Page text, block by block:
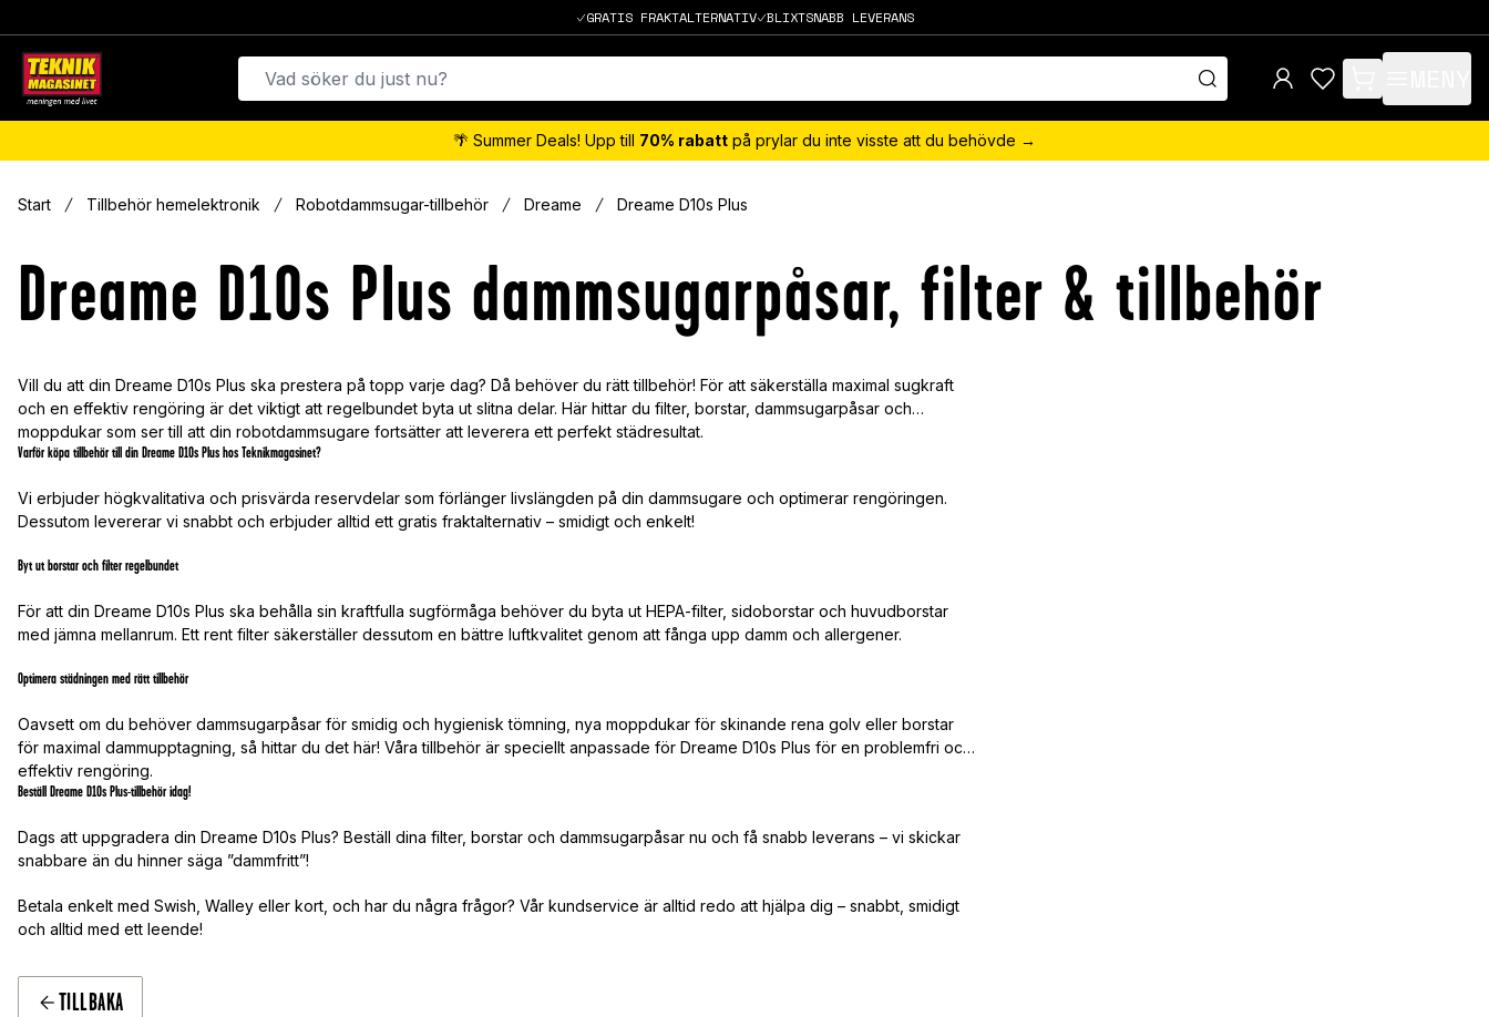
GRATIS FRAKTALTERNATIV BLIXTSNABB LEVERANS
items in cart, view
🌴 Summer Deals! Upp till 70% rabatt på prylar du inte visste att du behövde →
Start Tillbehör hemelektronik Robotdammsugar-tillbehör Dreame Dreame D10s Plus
Dreame D10s Plus dammsugarpåsar, filter & tillbehör
Vill du att din Dreame D10s Plus ska prestera på topp varje dag? Då behöver du rätt tillbehör! För att säkerställa maximal sugkraft
och en effektiv rengöring är det viktigt att regelbundet byta ut slitna delar. Här hittar du filter, borstar, dammsugarpåsar och
moppdukar som ser till att din robotdammsugare fortsätter att leverera ett perfekt städresultat.
Varför köpa tillbehör till din Dreame D10s Plus hos Teknikmagasinet?
Vi erbjuder högkvalitativa och prisvärda reservdelar som förlänger livslängden på din dammsugare och optimerar rengöringen.
Dessutom levererar vi snabbt och erbjuder alltid ett gratis fraktalternativ – smidigt och enkelt!
Byt ut borstar och filter regelbundet
För att din Dreame D10s Plus ska behålla sin kraftfulla sugförmåga behöver du byta ut HEPA-filter, sidoborstar och huvudborstar
med jämna mellanrum. Ett rent filter säkerställer dessutom en bättre luftkvalitet genom att fånga upp damm och allergener.
Optimera städningen med rätt tillbehör
Oavsett om du behöver dammsugarpåsar för smidig och hygienisk tömning, nya moppdukar för skinande rena golv eller borstar
för maximal dammupptagning, så hittar du det här! Våra tillbehör är speciellt anpassade för Dreame D10s Plus för en problemfri och
effektiv rengöring.
Beställ Dreame D10s Plus-tillbehör idag!
Dags att uppgradera din Dreame D10s Plus? Beställ dina filter, borstar och dammsugarpåsar nu och få snabb leverans – vi skickar
snabbare än du hinner säga ”dammfritt”!
Betala enkelt med Swish, Walley eller kort, och har du några frågor? Vår kundservice är alltid redo att hjälpa dig – snabbt, smidigt
och alltid med ett leende!
TILLBAKA